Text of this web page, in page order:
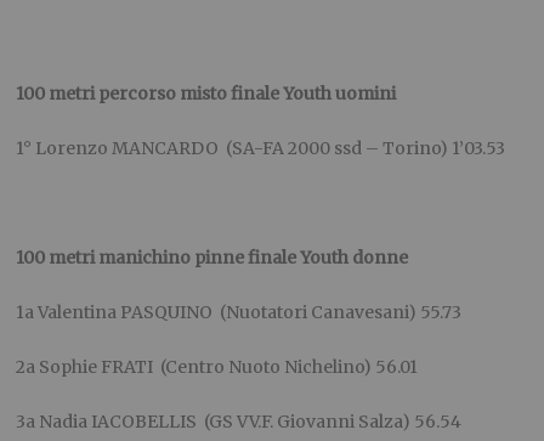
100 metri percorso misto finale Youth uomini
1° Lorenzo MANCARDO (SA-FA 2000 ssd – Torino) 1’03.53
100 metri manichino pinne finale Youth donne
1a Valentina PASQUINO (Nuotatori Canavesani) 55.73
2a Sophie FRATI (Centro Nuoto Nichelino) 56.01
3a Nadia IACOBELLIS (GS VV.F. Giovanni Salza) 56.54